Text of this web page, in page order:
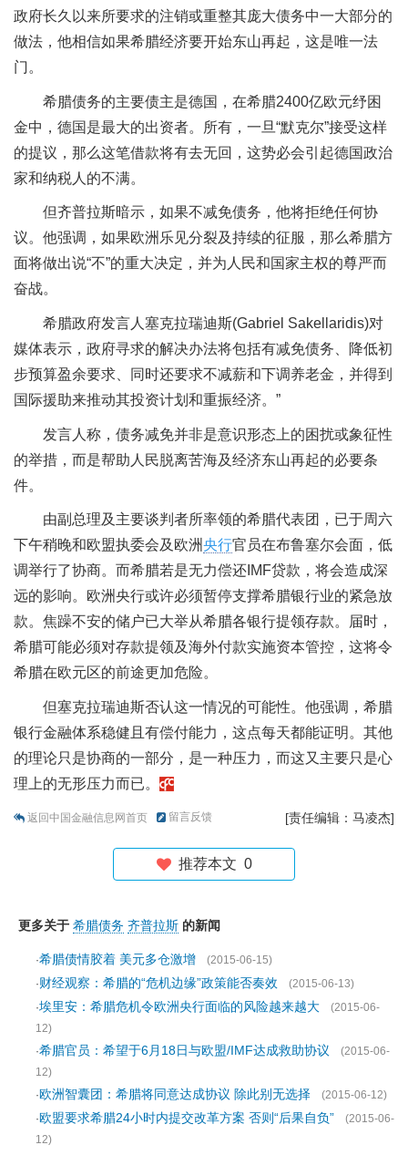
政府长久以来所要求的注销或重整其庞大债务中一大部分的
做法，他相信如果希腊经济要开始东山再起，这是唯一法
门。
希腊债务的主要债主是德国，在希腊2400亿欧元纾困
金中，德国是最大的出资者。所有，一旦“默克尔”接受这样
的提议，那么这笔借款将有去无回，这势必会引起德国政治
家和纳税人的不满。
但齐普拉斯暗示，如果不减免债务，他将拒绝任何协
议。他强调，如果欧洲乐见分裂及持续的征服，那么希腊方
面将做出说“不”的重大决定，并为人民和国家主权的尊严而
奋战。
希腊政府发言人塞克拉瑞迪斯(Gabriel Sakellaridis)对
媒体表示，政府寻求的解决办法将包括有减免债务、降低初
步预算盈余要求、同时还要求不减薪和下调养老金，并得到
国际援助来推动其投资计划和重振经济。”
发言人称，债务减免并非是意识形态上的困扰或象征性
的举措，而是帮助人民脱离苦海及经济东山再起的必要条
件。
由副总理及主要谈判者所率领的希腊代表团，已于周六
下午稍晚和欧盟执委会及欧洲央行官员在布鲁塞尔会面，低
调举行了协商。而希腊若是无力偿还IMF贷款，将会造成深
远的影响。欧洲央行或许必须暂停支撑希腊银行业的紧急放
款。焦躁不安的储户已大举从希腊各银行提领存款。届时，
希腊可能必须对存款提领及海外付款实施资本管控，这将令
希腊在欧元区的前途更加危险。
但塞克拉瑞迪斯否认这一情况的可能性。他强调，希腊
银行金融体系稳健且有偿付能力，这点每天都能证明。其他
的理论只是协商的一部分，是一种压力，而这又主要只是心
理上的无形压力而已。
返回中国金融信息网首页 留言反馈 [责任编辑：马凌杰]
推荐本文 0
更多关于 希腊债务 齐普拉斯 的新闻
·希腊债情胶着 美元多仓激增
(2015-06-15)
·财经观察：希腊的“危机边缘”政策能否奏效
(2015-06-13)
·埃里安：希腊危机令欧洲央行面临的风险越来越大
(2015-06-
12)
·希腊官员：希望于6月18日与欧盟/IMF达成救助协议
(2015-06-
12)
·欧洲智囊团：希腊将同意达成协议 除此别无选择
(2015-06-12)
·欧盟要求希腊24小时内提交改革方案 否则“后果自负”
(2015-06-
12)